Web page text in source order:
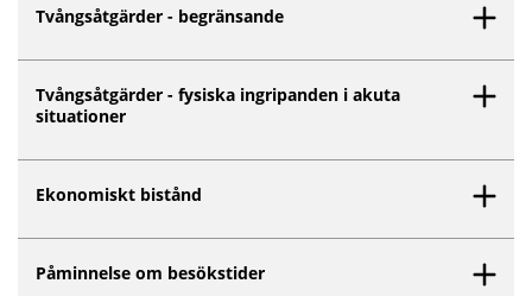
Tvångsåtgärder - begränsande
Tvångsåtgärder - fysiska ingripanden i akuta
situationer
Ekonomiskt bistånd
Påminnelse om besökstider